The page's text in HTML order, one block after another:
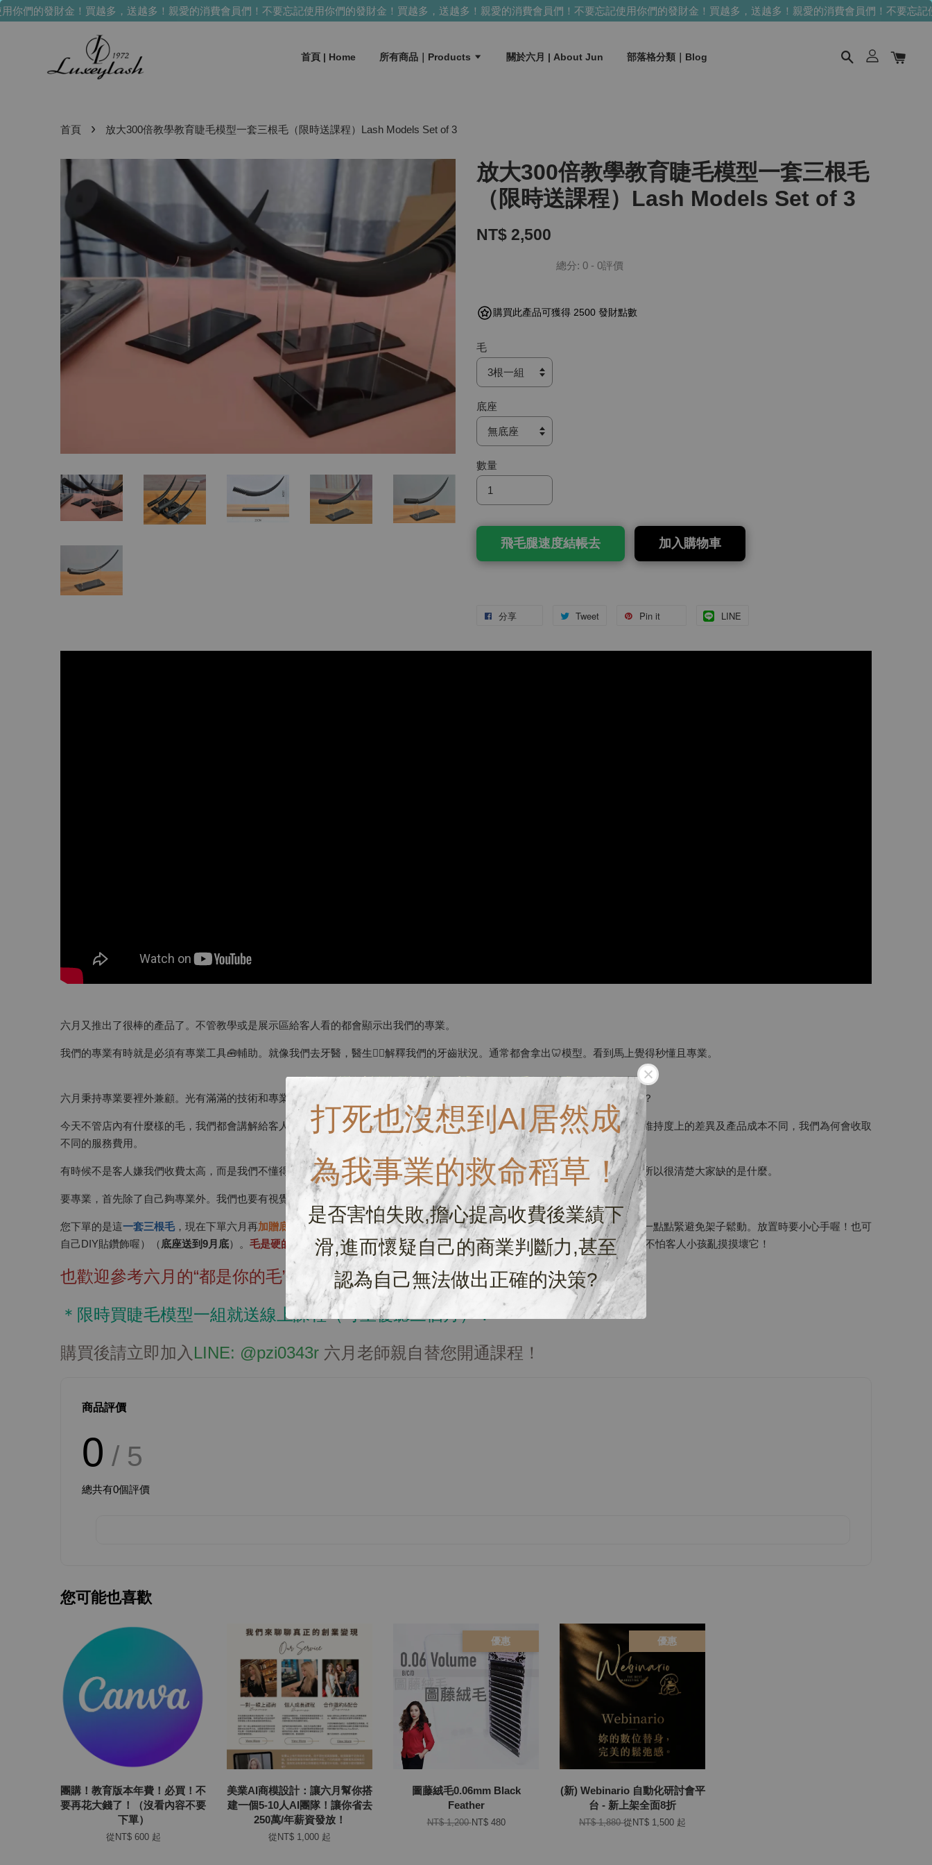
的發財金！買越多，送越多！親愛的消費會員們！不要忘記使用你們的發財金！買越多，送越多！親愛的消費會員們！不要忘記使用你們的發財金！買越多，送越多！親愛的消費會員們！不要忘記使
打死也沒想到AI居然成
為我事業的救命稻草！
是否害怕失敗,擔心提高收費後業績下
滑,進而懷疑自己的商業判斷力,甚至
認為自己無法做出正確的決策?
首頁 | Home 所有商品｜Products 關於六月 | About Jun 部落格分類｜Blog
首頁 › 放大300倍教學教育睫毛模型一套三根毛（限時送課程）Lash Models Set of 3
放大300倍教學教育睫毛模型一套三根毛
（限時送課程）Lash Models Set of 3
NT$ 2,500
總分: 0 - 0評價
購買此產品可獲得 2500 發財點數
毛
底座
數量
飛毛腿速度結帳去 加入購物車
分享 Tweet Pin it LINE
六月又推出了很棒的產品了。不管教學或是展示區給客人看的都會顯示出我們的專業。
我們的專業有時就是必須有專業工具🧰輔助。就像我們去牙醫，醫生👨‍⚕️解釋我們的牙齒狀況。通常都會拿出🦷模型。看到馬上覺得秒懂且專業。
六月秉持專業要裡外兼顧。光有滿滿的技術和專業知識，卻少了善用資源或軟硬體工具輔助。專業程度真的就沒圓滿了，認同嗎？
今天不管店內有什麼樣的毛，我們都會講解給客人聽現在市面上的毛款。不外乎就是這三種根部的睫毛。將利弊和我們操作上和維持度上的差異及產品成本不同，我們為何會收取
不同的服務費用。
有時候不是客人嫌我們收費太高，而是我們不懂得如何將產品和服務差異性講解給客人聽。六月在這方便輔助很多店家和學員，所以很清楚大家缺的是什麼。
要專業，首先除了自己夠專業外。我們也要有視覺的輔助品來讓我們的專業度更像一回事，不是嗎？
您下單的是這一套三根毛，現在下單六月再加贈底座
（底座小，好放置。製作上難免有一些些的痕跡但是不影響使用，凹槽會有一點點緊避免架子鬆動。放置時要小心手喔！也可
自己DIY貼鑽飾喔）（ 底座送到9月底）。 毛是硬的，方便保存！小圓體塑料不好製作，上面難免有一些痕跡。介意者請勿下單！不怕客人小孩亂摸摸壞它！
也歡迎參考六月的“都是你的毛”課程
＊限時買睫毛模型一組就送線上課程（可重覆聽三個月）！＊
購買後請立即加入 LINE: @pzi0343r 六月老師親自替您開通課程！
商品評價
0 / 5
總共有0個評價
您可能也喜歡
團購！教育版本年費！必買！不
要再花大錢了！（沒看內容不要
下單）
從 NT$ 600 起
美業AI商模設計：讓六月幫你搭
建一個5-10人AI團隊！讓你省去
250萬/年薪資發放！
從 NT$ 1,000 起
優惠
圖藤絨毛0.06mm Black
Feather
NT$ 1,200NT$ 480
優惠
(新) Webinario 自動化研討會平
台 - 新上架全面8折
NT$ 1,880從 NT$ 1,500 起